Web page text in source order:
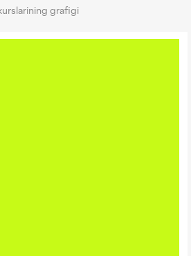
grafigi